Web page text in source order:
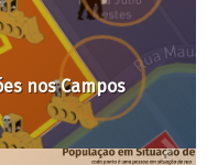
nos Campos